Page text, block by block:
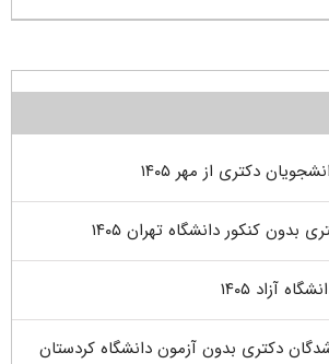
دکتری از مهر ۱۴۰۵
بدون کنکور دانشگاه تهران ۱۴۰۵
آزاد ۱۴۰۵
دکتری بدون آزمون دانشگاه کردستان